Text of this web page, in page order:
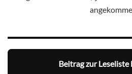
Beitrag zur Leseliste